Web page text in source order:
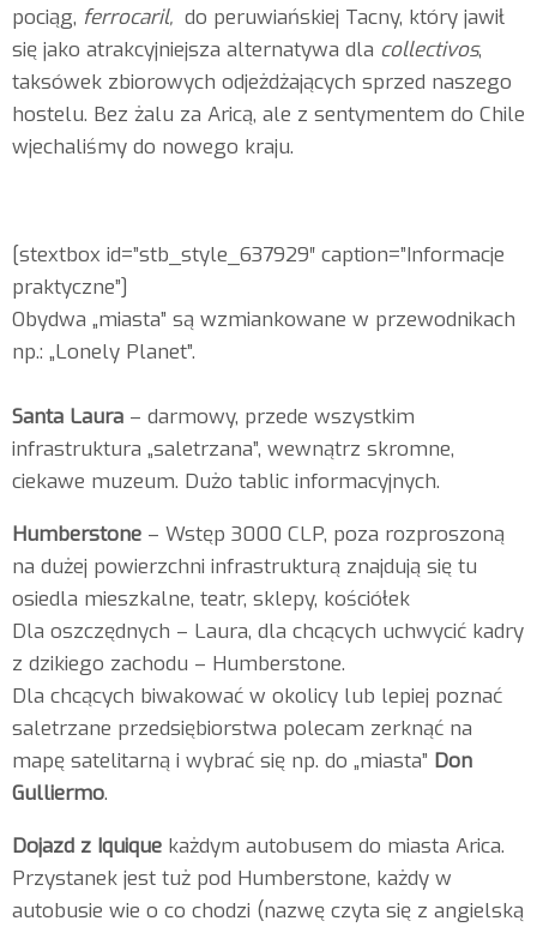
pociąg, ferrocaril, do peruwiańskiej Tacny, który jawił
się jako atrakcyjniejsza alternatywa dla collectivos,
taksówek zbiorowych odjeżdżających sprzed naszego
hostelu. Bez żalu za Aricą, ale z sentymentem do Chile
wjechaliśmy do nowego kraju.
[stextbox id=”stb_style_637929″ caption=”Informacje
praktyczne”]
Obydwa „miasta” są wzmiankowane w przewodnikach
np.: „Lonely Planet”.
Santa Laura – darmowy, przede wszystkim
infrastruktura „saletrzana”, wewnątrz skromne,
ciekawe muzeum. Dużo tablic informacyjnych.
Humberstone – Wstęp 3000 CLP, poza rozproszoną
na dużej powierzchni infrastrukturą znajdują się tu
osiedla mieszkalne, teatr, sklepy, kościółek
Dla oszczędnych – Laura, dla chcących uchwycić kadry
z dzikiego zachodu – Humberstone.
Dla chcących biwakować w okolicy lub lepiej poznać
saletrzane przedsiębiorstwa polecam zerknąć na
mapę satelitarną i wybrać się np. do „miasta” Don
Gulliermo.
Dojazd z Iquique każdym autobusem do miasta Arica.
Przystanek jest tuż pod Humberstone, każdy w
autobusie wie o co chodzi (nazwę czyta się z angielską